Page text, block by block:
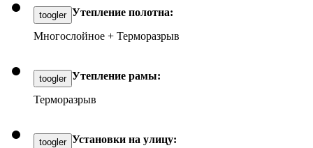
toogler Утепление полотна:
Многослойное + Терморазрыв
toogler Утепление рамы:
Терморазрыв
toogler Установки на улицу: